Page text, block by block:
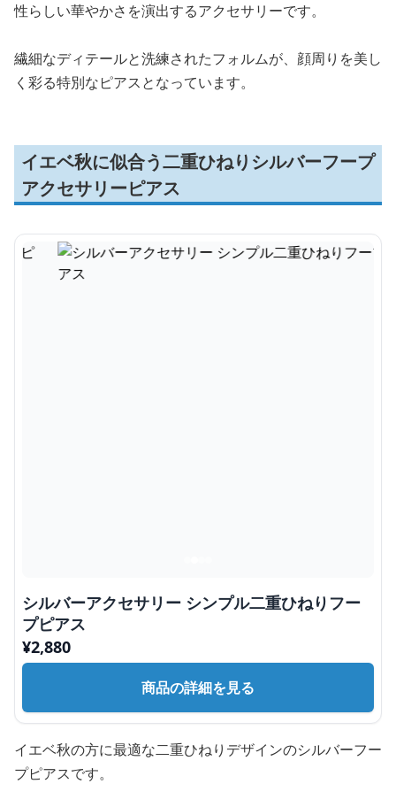
性らしい華やかさを演出するアクセサリーです。
繊細なディテールと洗練されたフォルムが、顔周りを美し
く彩る特別なピアスとなっています。
イエベ秋に似合う二重ひねりシルバーフープ
アクセサリーピアス
シルバーアクセサリー シンプル二重ひねりフー
プピアス
¥2,880
商品の詳細を見る
イエベ秋の方に最適な二重ひねりデザインのシルバーフー
プピアスです。